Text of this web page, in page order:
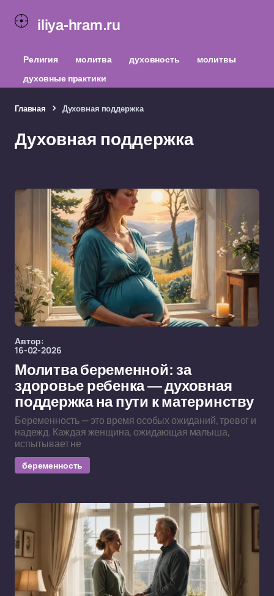
iliya-hram.ru
Религия молитва духовность
молитвы
духовные практики
Главная Духовная поддержка
Духовная поддержка
Автор:
16-02-2026
Молитва беременной: за
здоровье ребенка — духовная
поддержка на пути к материнству
Беременность — это время особых ожиданий, тревог и
надежд. Каждая женщина, ожидающая малыша,
испытывает не
беременность